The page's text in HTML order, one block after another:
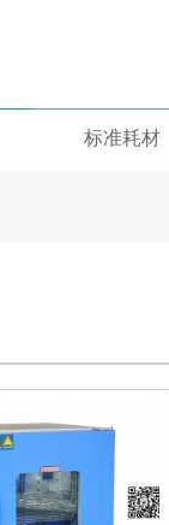
标准耗材